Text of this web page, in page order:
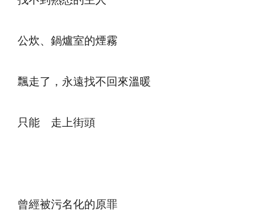
公炊、鍋爐室的煙霧
飄走了，永遠找不回來溫暖
只能 走上街頭
曾經被污名化的原罪